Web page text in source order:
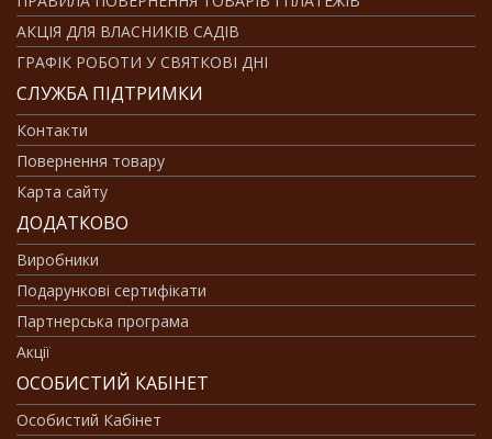
АКЦІЯ ДЛЯ ВЛАСНИКІВ САДІВ
ГРАФІК РОБОТИ У СВЯТКОВІ ДНІ
СЛУЖБА ПІДТРИМКИ
Контакти
Повернення товару
Карта сайту
ДОДАТКОВО
Виробники
Подарункові сертифікати
Партнерська програма
Акції
ОСОБИСТИЙ КАБІНЕТ
Особистий Кабінет